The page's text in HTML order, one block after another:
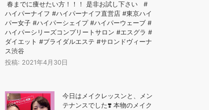
春までに痩せたい方！！！ 是非お試し下さい #
ハイパーナイフ #ハイパーナイフ直営店 #東京ハイ
パー女子 #ハイパーシェイプ #ハイパーウェーブ #
ハイパーシリーズコンプリートサロン #エスグラ #
ダイエット #ブライダルエステ #サロンドヴィーナ
ス渋谷
投稿: 2021年4月30日
今日はメイクレッスンと、メン
テナンスでした❣️ 本物のメイク